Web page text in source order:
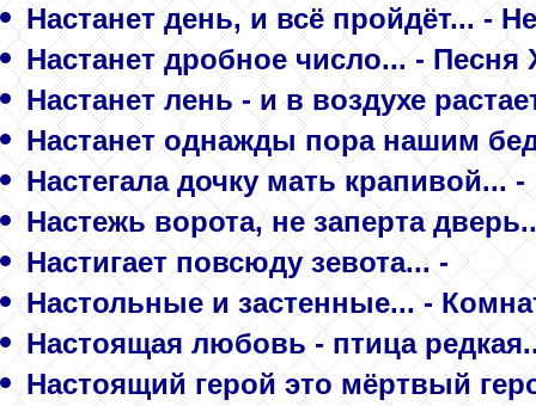
Настанет день, и всё пройдёт... -
Настанет дробное число... -
Настанет лень - и в воздухе
Настанет однажды пора нашим
Настегала дочку мать крапивой... -
Настежь ворота, не заперта
Настигает повсюду зевота... -
Настольные и застенные... -
Настоящая любовь - птица
Настоящий герой это мёртвый